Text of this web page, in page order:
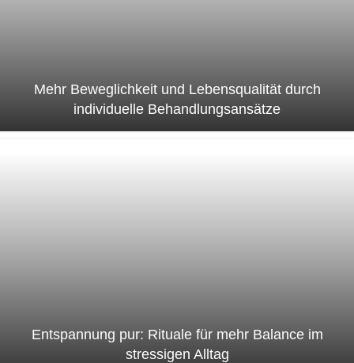
Mehr Beweglichkeit und Lebensqualität durch
individuelle Behandlungsansätze
Entspannung pur: Rituale für mehr Balance im
stressigen Alltag